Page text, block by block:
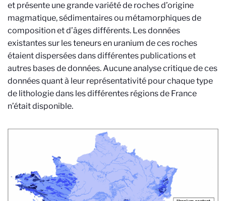
et présente une grande variété de roches d’origine
magmatique, sédimentaires ou métamorphiques de
composition et d’âges différents. Les données
existantes sur les teneurs en uranium de ces roches
étaient dispersées dans différentes publications et
autres bases de données. Aucune analyse critique de ces
données quant à leur représentativité pour chaque type
de lithologie dans les différentes régions de France
n’était disponible.